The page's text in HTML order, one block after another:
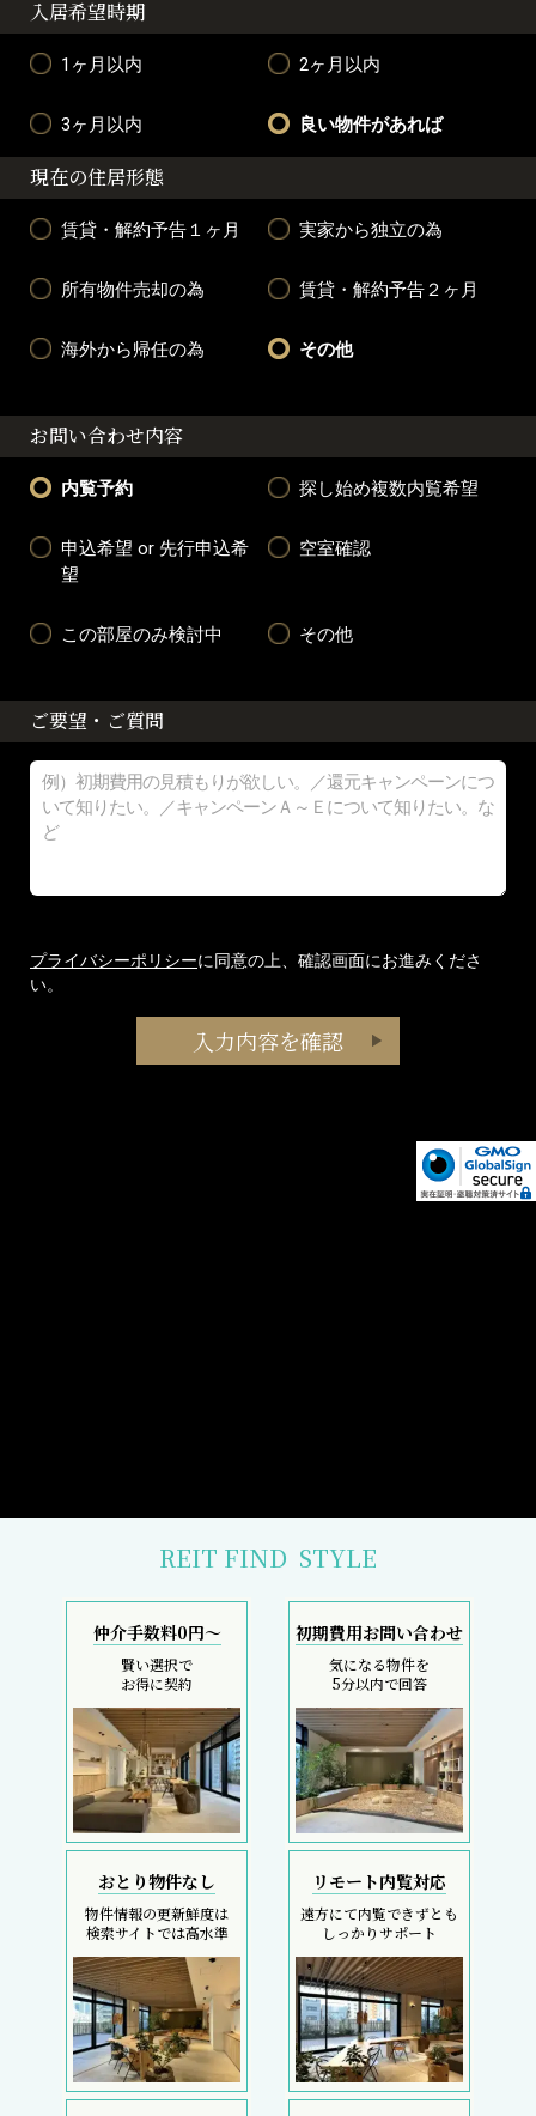
入居希望時期
1ヶ月以内 2ヶ月以内
3ヶ月以内 良い物件があれば
現在の住居形態
賃貸・解約予告１ヶ月 実家から独立の為
所有物件売却の為 賃貸・解約予告２ヶ月
海外から帰任の為 その他
お問い合わせ内容
内覧予約 探し始め複数内覧希望
申込希望 or 先行申込希
望
空室確認
この部屋のみ検討中 その他
ご要望・ご質問
プライバシーポリシーに同意の上、確認画面にお進みくださ
い。
REIT FIND STYLE
仲介手数料0円～
賢い選択で
お得に契約
初期費用お問い合わせ
気になる物件を
5分以内で回答
おとり物件なし
物件情報の更新鮮度は
検索サイトでは高水準
リモート内覧対応
遠方にて内覧できずとも
しっかりサポート